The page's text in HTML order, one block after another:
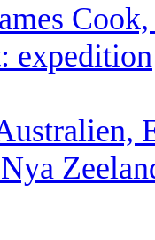
expedition